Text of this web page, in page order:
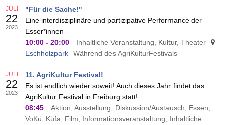
"Für die Sache!"
Eine interdisziplinäre und partizipative Performance der
Esser*innen
10:00 - 20:00
Inhaltliche Veranstaltung, Kultur, Theater
Eschholzpark
Während des AgriKulturFestivals
JULI
22
2023
11. AgriKultur Festival!
Es ist endlich wieder soweit! Auch dieses Jahr findet das
AgriKultur Festival in Freiburg statt!
08:45
Aktion, Ausstellung, Diskussion/Austausch, Essen,
VoKü, Küfa, Film, Informationsveranstaltung, Inhaltliche
JULI
22
2023